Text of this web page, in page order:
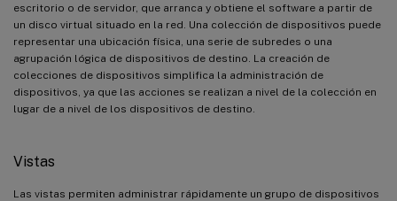
escritorio o de servidor, que arranca y obtiene el software a partir de
un disco virtual situado en la red. Una colección de dispositivos puede
representar una ubicación física, una serie de subredes o una
agrupación lógica de dispositivos de destino. La creación de
colecciones de dispositivos simplifica la administración de
dispositivos, ya que las acciones se realizan a nivel de la colección en
lugar de a nivel de los dispositivos de destino.
Vistas
Las vistas permiten administrar rápidamente un grupo de dispositivos